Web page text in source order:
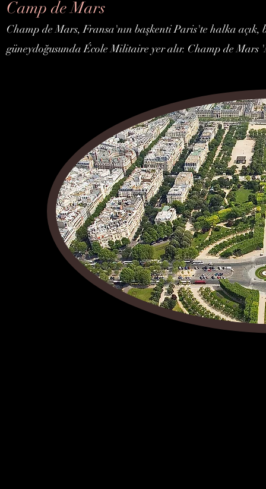
Camp de Mars
Champ de Mars, Fransa'nın başkenti Paris'te halka açık,
güneydoğusunda École Militaire yer alır. Champ de